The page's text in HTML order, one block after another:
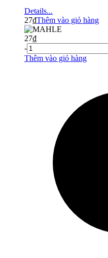
Details...
27₫Thêm vào giỏ hàng
27₫
-
Thêm vào giỏ hàng